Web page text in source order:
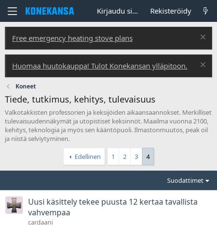
Kirjaudu sisään Rekisteröidy
Free emergency heating stove plans
Huomaa huutokauppa! Tulot Konekansan ylläpitoon.
Koneet
Tiede, tutkimus, kehitys, tulevaisuus
Valkotakkisten professorien ja keksijöiden aikaansaannokset. Merkilliset
tulevaisuudennäkymät ja utopistiset keksinnöt. Maailma vuonna 2100,
kehitys, teknologia ja myös sen kääntöpuoli. Ilmastonmuutos, peak oil
ja niistä selviytyminen.
Edellinen 1 2 3 4
Suodattimet
Uusi käsittely tekee puusta 12 kertaa tavallista
vahvempaa
cardaani